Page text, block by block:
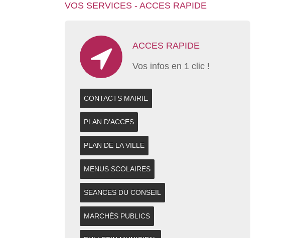
VOS SERVICES - ACCES RAPIDE
ACCES RAPIDE
Vos infos en 1 clic !
CONTACTS MAIRIE
PLAN D'ACCES
PLAN DE LA VILLE
MENUS SCOLAIRES
SEANCES DU CONSEIL
MARCHÉS PUBLICS